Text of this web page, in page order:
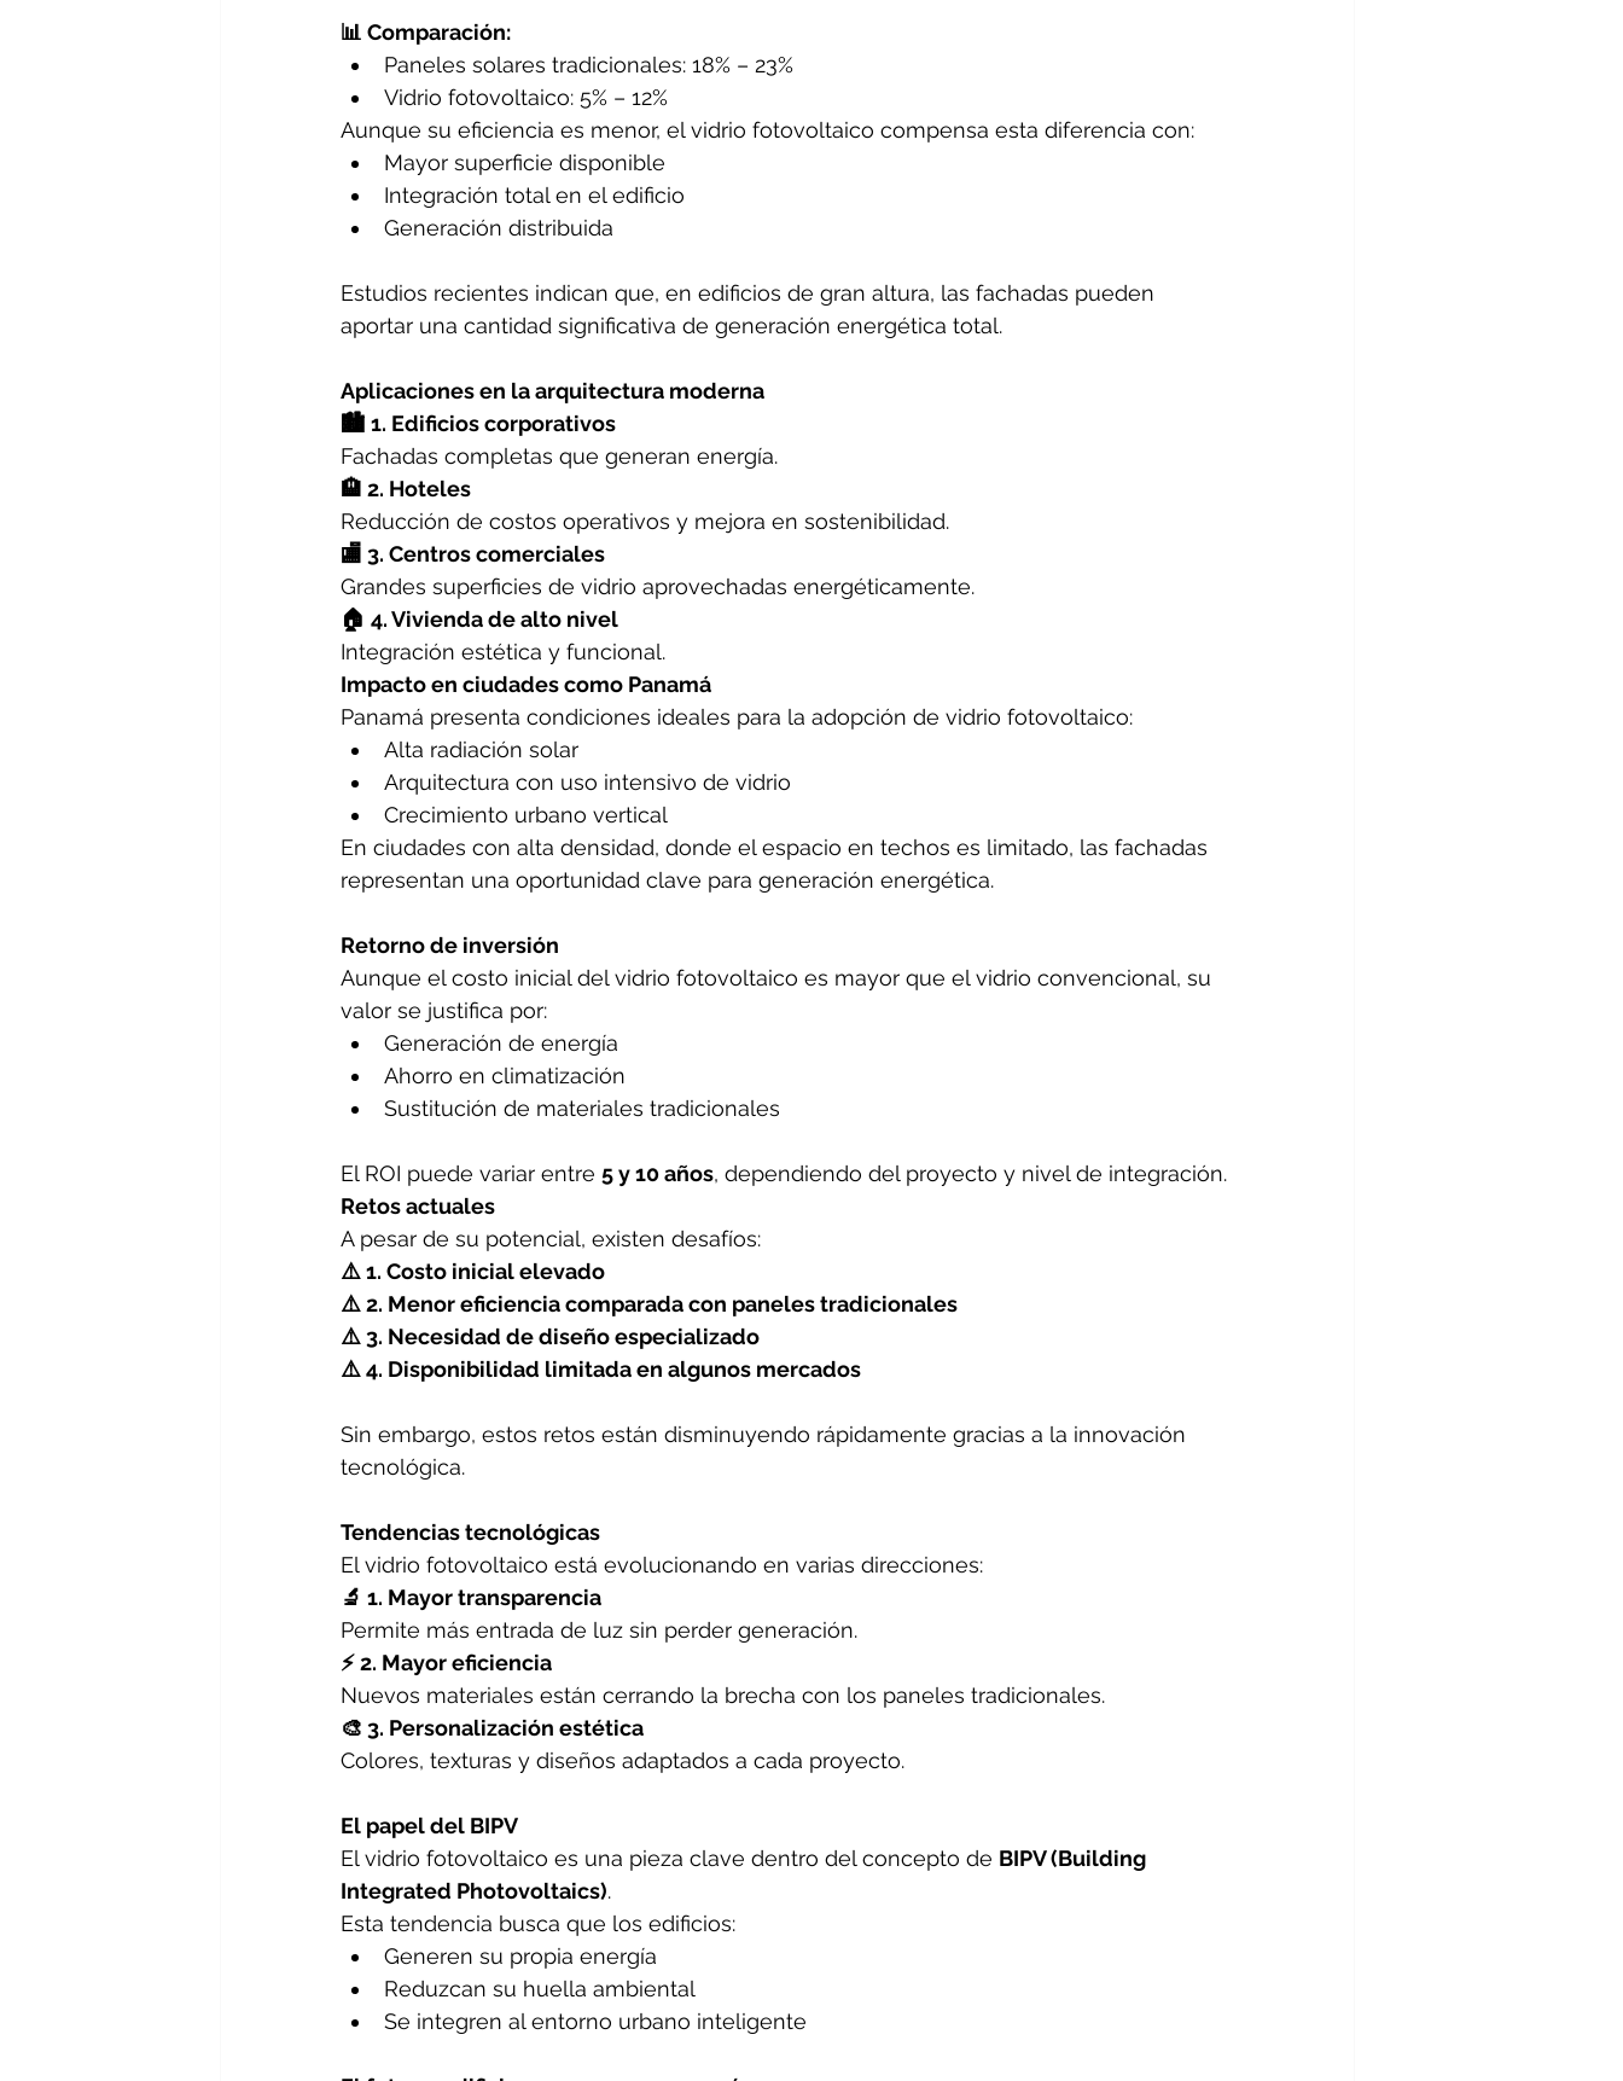
📊 Comparación:
Paneles solares tradicionales: 18% – 23%
Vidrio fotovoltaico: 5% – 12%
Aunque su eficiencia es menor, el vidrio fotovoltaico compensa esta diferencia con:
Mayor superficie disponible
Integración total en el edificio
Generación distribuida
Estudios recientes indican que, en edificios de gran altura, las fachadas pueden
aportar una cantidad significativa de generación energética total.
Aplicaciones en la arquitectura moderna
🏙️ 1. Edificios corporativos
Fachadas completas que generan energía.
🏨 2. Hoteles
Reducción de costos operativos y mejora en sostenibilidad.
🏬 3. Centros comerciales
Grandes superficies de vidrio aprovechadas energéticamente.
🏠 4. Vivienda de alto nivel
Integración estética y funcional.
Impacto en ciudades como Panamá
Panamá presenta condiciones ideales para la adopción de vidrio fotovoltaico:
Alta radiación solar
Arquitectura con uso intensivo de vidrio
Crecimiento urbano vertical
En ciudades con alta densidad, donde el espacio en techos es limitado, las fachadas
representan una oportunidad clave para generación energética.
Retorno de inversión
Aunque el costo inicial del vidrio fotovoltaico es mayor que el vidrio convencional, su
valor se justifica por:
Generación de energía
Ahorro en climatización
Sustitución de materiales tradicionales
El ROI puede variar entre 5 y 10 años, dependiendo del proyecto y nivel de integración.
Retos actuales
A pesar de su potencial, existen desafíos:
⚠️ 1. Costo inicial elevado
⚠️ 2. Menor eficiencia comparada con paneles tradicionales
⚠️ 3. Necesidad de diseño especializado
⚠️ 4. Disponibilidad limitada en algunos mercados
Sin embargo, estos retos están disminuyendo rápidamente gracias a la innovación
tecnológica.
Tendencias tecnológicas
El vidrio fotovoltaico está evolucionando en varias direcciones:
🔬 1. Mayor transparencia
Permite más entrada de luz sin perder generación.
⚡ 2. Mayor eficiencia
Nuevos materiales están cerrando la brecha con los paneles tradicionales.
🎨 3. Personalización estética
Colores, texturas y diseños adaptados a cada proyecto.
El papel del BIPV
El vidrio fotovoltaico es una pieza clave dentro del concepto de BIPV (Building
Integrated Photovoltaics).
Esta tendencia busca que los edificios:
Generen su propia energía
Reduzcan su huella ambiental
Se integren al entorno urbano inteligente